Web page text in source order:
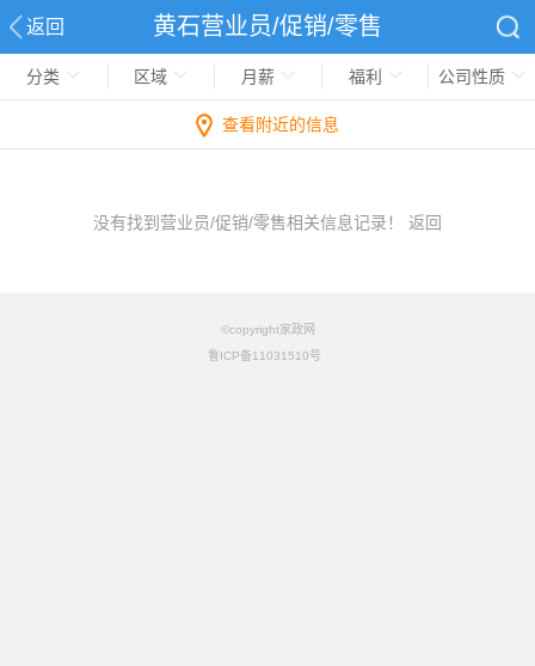
返回 黄石营业员/促销/零售
分类 区域 月薪 福利 公司性质
查看附近的信息
没有找到营业员/促销/零售相关信息记录！ 返回
©copyright家政网
鲁ICP备11031510号